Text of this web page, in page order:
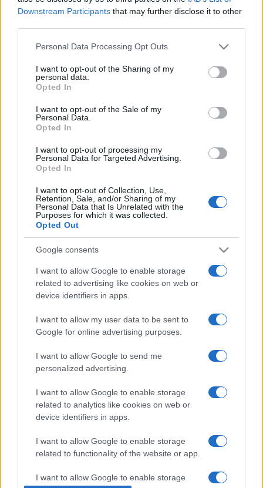
Downstream Participants that may further disclose it to other
Please note that this website/app uses one or more Google
not limited to your visit or usage behaviour. You may click to
grant or deny consent to Google and its third-party tags to
use your data for below specified purposes in below Google
consent section.
Personal Data Processing Opt Outs
I want to opt-out of the Sharing of my
personal data.
Opted In
I want to opt-out of the Sale of my
Personal Data.
Opted In
I want to opt-out of processing my
Personal Data for Targeted Advertising.
Opted In
I want to opt-out of Collection, Use,
Retention, Sale, and/or Sharing of my
Personal Data that Is Unrelated with the
Purposes for which it was collected.
Opted Out
Google consents
I want to allow Google to enable storage
related to advertising like cookies on web or
device identifiers in apps.
I want to allow my user data to be sent to
Google for online advertising purposes.
I want to allow Google to send me
personalized advertising.
I want to allow Google to enable storage
related to analytics like cookies on web or
device identifiers in apps.
I want to allow Google to enable storage
related to functionality of the website or app.
I want to allow Google to enable storage
legyen, s illeszkedjen a megújult Játékszín modern,
Lőkös Ildikó
Szakonyi Károlyíró,Szente Vajkíró, színész, rendező és
Bank Tamás , a Játékszín igazgatója, a zsűri elnöke. A
nyertes pályázó 1 000 000 forint összegű díjban részesül,
vígjátékát pedig a Játékszín a 2023-ban – nem kötelező
teljes kiírás apalyazat@jatekszin.hucímen kikérhető.
A két pályázattal kapcsolatban Bank Tamás úgy fogalmaz:
„Számos tehetséges művésznek köszönhetően
száznegyvenezres nézői bázist építettünk az elmúlt, közel
tíz évben. Nemcsak az arculati megújulásnak van itt az ideje,
hanem annak is, hogy ne csak a közönség felé nyissunk,
hanem olyan alkotók felé is, akik szívesen csatlakoznak
hozzánk.”
A körúti színház újranyitásának tizedik évfordulója
október 30-án lesz.
A Játékszín épületében a
szórakoztatás tradíció: az épületben éppen 110 éve, 1912.
október 30-án nyílt meg a Ferenczy Kabaré, amely ezután a
Pesti Kabaré nevet viselte, majd itt működött az 1977-ben
bezárt Kamara Varieté. 1978-ban nyitott meg a Játékszín,
Mindössze három hónap múlva ismét megnyitotta kapuit –